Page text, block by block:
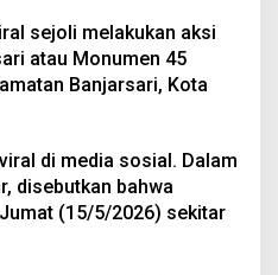
sejoli melakukan aksi
atau Monumen 45
Banjarsari, Kota
di media sosial. Dalam
disebutkan bahwa
(15/5/2026) sekitar